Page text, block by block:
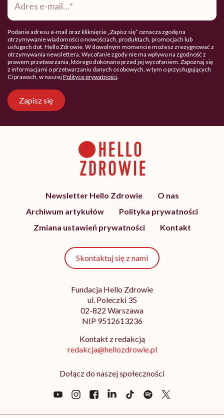
mail*
Podanie adresu e-mail oraz kliknięcie „Zapisz się” oznacza zgodę na
otrzymywanie wiadomości o nowościach, produktach, promocjach lub
usługach dot. Hello Zdrowie. W dowolnym momencie możesz zrezygnować z
otrzymywania newslettera. Wycofanie zgody nie ma wpływu na zgodność z
prawem przetwarzania, którego dokonano przed jej wycofaniem. Zapoznaj się
z informacjami o przetwarzaniu danych osobowych, w tym o przysługujących
Ci prawach, w naszejPolityce prywatności.
Zapisz się
Newsletter Hello Zdrowie
O nas
Archiwum artykułów
Polityka prywatności
Zmiana ustawień prywatności
Kontakt
Skontaktuj się z nami
Fundacja Hello Zdrowie
ul. Poleczki 35
02-822 Warszawa
NIP 9512613236
Kontakt z redakcją
redakcja@hellozdrowie.pl
Dołącz do naszej społeczności